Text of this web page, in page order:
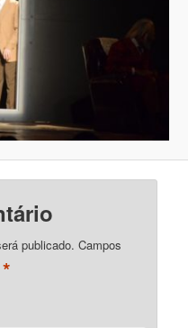
publicado. Campos
*